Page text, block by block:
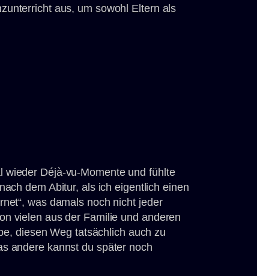
aus, um sowohl Eltern als
wieder Déjà-vu-Momente und fühlte
dem Abitur, als ich eigentlich einen
was damals noch nicht jeder
vielen aus der Familie und anderen
diesen Weg tatsächlich auch zu
andere kannst du später noch